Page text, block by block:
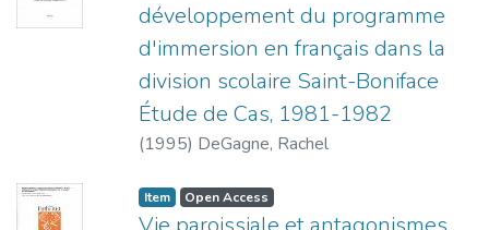
économique; celle de l'implantation
ethnique, qui voit les stratégies se modifier,
sous l'impact de facteurs matériels et
idéologiques. Apparaît alors uni;
démarcation entre les stratégies des
celles des Franco Américains nés aux
États-Unis; la période d'acculturation rapide,
développement du programme
d'immersion en français dans la
division scolaire Saint-Boniface
Étude de Cas, 1981-1982
(1995) DeGagne, Rachel
Item type:
Item, Access status:
Open Access